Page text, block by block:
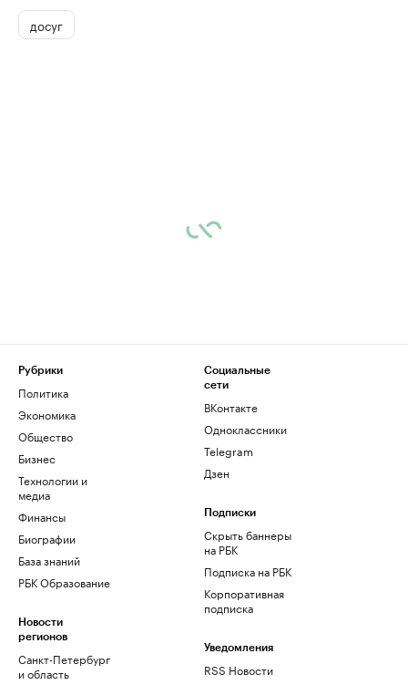
досуг
Рубрики
Политика
Экономика
Общество
Бизнес
Технологии и
медиа
Финансы
Биографии
База знаний
РБК Образование
Новости
регионов
Санкт-Петербург
и область
Социальные
сети
ВКонтакте
Одноклассники
Telegram
Дзен
Подписки
Скрыть баннеры
на РБК
Подписка на РБК
Корпоративная
подписка
Уведомления
RSS Новости